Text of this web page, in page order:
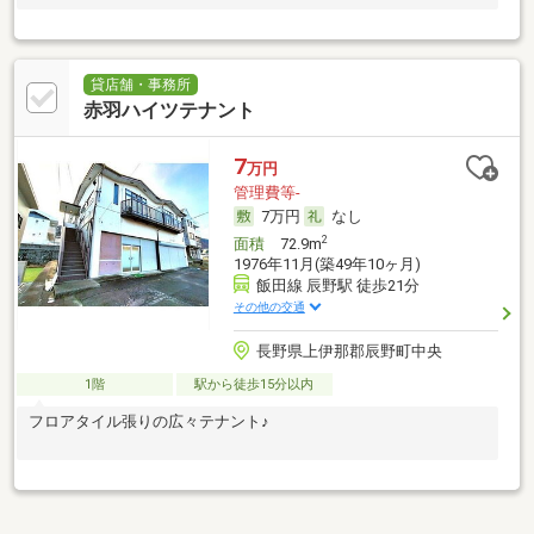
貸店舗・事務所
赤羽ハイツテナント
7万円
管理費等-
7万円
なし
面積72.9m2
1976年11月(築49年10ヶ月)
飯田線 辰野駅 徒歩21分
その他の交通
長野県上伊那郡辰野町中央
1階 駅から徒歩15分以内
フロアタイル張りの広々テナント♪